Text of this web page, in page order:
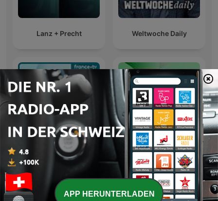
Lanz + Precht Weltwoche Daily
C dans l'air International
Internationale Nachrichten-Podcasts
APP HERUNTERLADEN